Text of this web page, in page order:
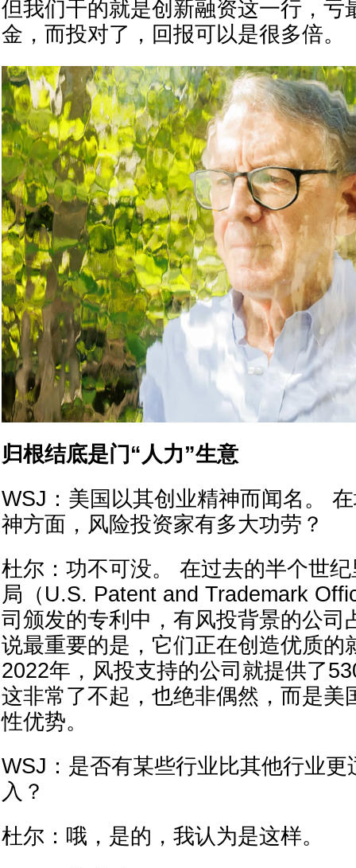
但我们干的就是创新融资这一行，亏
金，而投对了，回报可以是很多倍。
归根结底是门“人力”生意
WSJ：美国以其创业精神而闻名。
神方面，风险投资家有多大功劳？
杜尔：功不可没。 在过去的半个世
局（U.S. Patent and Trademark
司颁发的专利中，有风投背景的公司
说最重要的是，它们正在创造优质的
2022年，风投支持的公司就提供了
这非常了不起，也绝非偶然，而是美
性优势。
WSJ：是否有某些行业比其他行业更
入？
杜尔：哦，是的，我认为是这样。